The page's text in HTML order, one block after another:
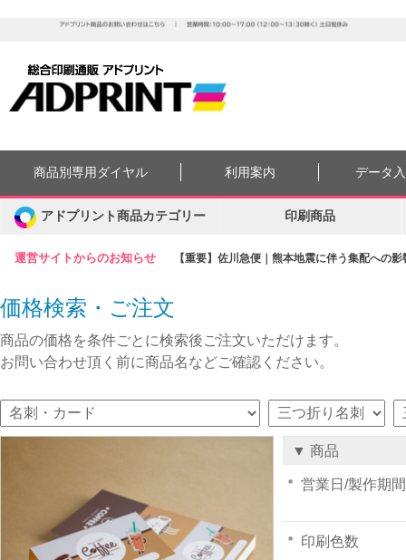
運営サイトからのお知らせ 【重要】佐川急便｜熊本地震に伴う集配への
商品別専用ダイヤル 利用案内 データ
アドプリント商品カテゴリー 印刷商品
価格検索・ご注文
商品の価格を条件ごとに検索後ご注文いただけます。
お問い合わせ頂く前に商品名などご確認ください。
▼ 商品
営業日/製作期間
印刷色数